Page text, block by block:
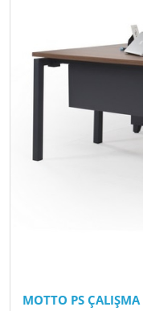
MOTTO PS ÇALIŞMA